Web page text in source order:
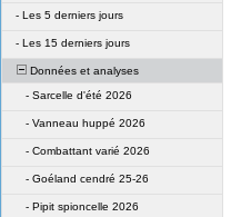
- Les 5 derniers jours
- Les 15 derniers jours
Données et analyses
- Sarcelle d'été 2026
- Vanneau huppé 2026
- Combattant varié 2026
- Goéland cendré 25-26
- Pipit spioncelle 2026